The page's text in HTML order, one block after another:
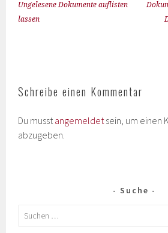
Ungelesene Dokumente auflisten
lassen
Schreibe einen Kommentar
Du musst angemeldet sein, um einen
abzugeben.
Suche